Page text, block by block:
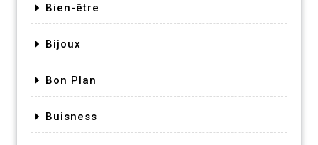
Bien-être
Bijoux
Bon Plan
Buisness